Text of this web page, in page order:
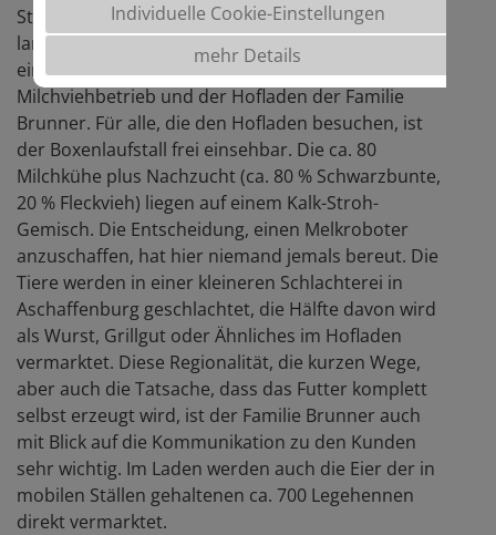
Stadtnäher kann die Lage eines
landwirtschaftlichen Betriebes nicht sein: Am Ende
einer Wohnstraße in Aschaffenburg liegen der
Milchviehbetrieb und der Hofladen der Familie
Brunner. Für alle, die den Hofladen besuchen, ist
der Boxenlaufstall frei einsehbar. Die ca. 80
Milchkühe plus Nachzucht (ca. 80 % Schwarzbunte,
20 % Fleckvieh) liegen auf einem Kalk-Stroh-
Gemisch. Die Entscheidung, einen Melkroboter
anzuschaffen, hat hier niemand jemals bereut. Die
Tiere werden in einer kleineren Schlachterei in
Aschaffenburg geschlachtet, die Hälfte davon wird
als Wurst, Grillgut oder Ähnliches im Hofladen
vermarktet. Diese Regionalität, die kurzen Wege,
aber auch die Tatsache, dass das Futter komplett
selbst erzeugt wird, ist der Familie Brunner auch
mit Blick auf die Kommunikation zu den Kunden
sehr wichtig. Im Laden werden auch die Eier der in
mobilen Ställen gehaltenen ca. 700 Legehennen
direkt vermarktet.
Individuelle Cookie-Einstellungen
mehr Details